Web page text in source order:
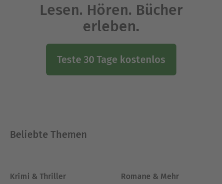
Lesen. Hören. Bücher
erleben.
Teste 30 Tage kostenlos
Beliebte Themen
Krimi & Thriller Romane & Mehr